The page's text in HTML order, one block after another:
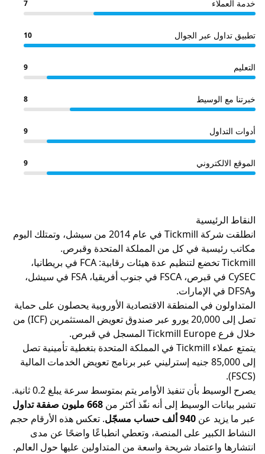
عبر الجوال
انطلقت شركة Tickmill في عام 2014 من سيشل، وتمتلك اليوم
في كل من المملكة المتحدة وقبرص.
Tickmill تخضع لتنظيم عدة هيئات رقابية: FCA في بريطانيا،
CySEC في قبرص، FSCA في جنوب أفريقيا، FSA في سيشل،
في المنطقة الاقتصادية الأوروبية يحصلون على حماية
تصل إلى 20,000 يورو عبر صندوق تعويض المستثمرين (ICF) من
يتمتع عملاء Tickmill في المملكة المتحدة بتغطية تأمينية تصل
إلى 85,000 جنيه إسترليني عبر برنامج تعويض الخدمات المالية
بأن تنفيذ الأوامر يتم بمتوسط سرعة يبلغ 0.2 ثانية.
الوسيط إلى أنه نفّذ أكثر من668 مليون صفقة تداول
عن 940 ألف حساب مسجّل
. تعكس هذه الأرقام حجم
على المنصة، وتعطي انطباعًا واضحًا عن مدى
شريحة واسعة من المتداولين عليها حول العالم.